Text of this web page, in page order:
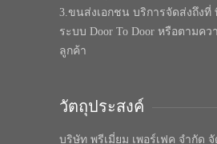
3.ขนส่งเอกชน บริการจัดส่งถึงที่
ระบบ Door To Door หรือตามคว
ลูกค้า
วัตถุประสงค์
บริษัท พรีเมี่ยม เพอร์เฟค จำกัด